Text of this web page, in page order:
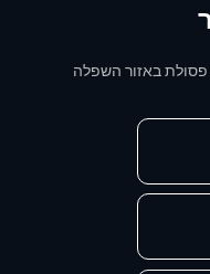
באזור השפלה